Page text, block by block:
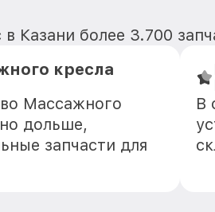
Казани более 3.700
кресла
Массажного
дольше,
запчасти для
В